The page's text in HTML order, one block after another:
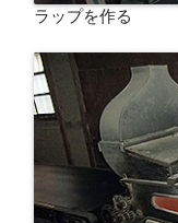
ラップを作る